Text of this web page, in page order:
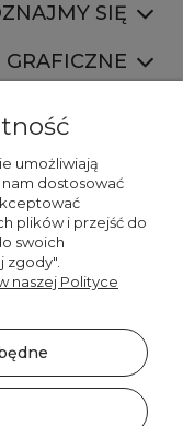
SIĘ
| DECORDRUK
umożliwiają
dostosować
plików i przejść do
swoich
zgody".
naszej Polityce